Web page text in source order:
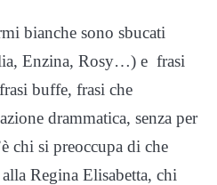
bianche sono sbucati
Enzina, Rosy…) e frasi
buffe, frasi che
drammatica, senza per
chi si preoccupa di che
Regina Elisabetta, chi